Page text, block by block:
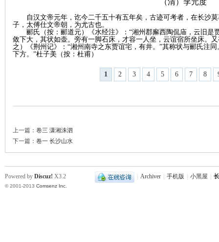
（清） 李元度
自汉文帝元年，讫今二千五十有五年矣，古迹可考者，在长沙
子，太傅仕文帝朝，为尤古也。
郦氏 （按：郦道元） 《水经注》： “湘州郡廨西陶侃庙，云旧是
敛下大，其状如壶。旁有一脚石床，才容一人坐，云谊宿所坐床。
之）
《荆州记》： “湘州南寺之东贾谊宅，有井。”其称状与郦氏注同
下方。”杜子美 （按：杜甫）
1 2 3 4 5 6 7 8
上一篇： 卷三 潇湘洙泗
下一篇： 卷一 长沙山水
Archiver 手机版 小黑屋
Powered by Discuz! X3.2
© 2001-2013 Comsenz Inc.